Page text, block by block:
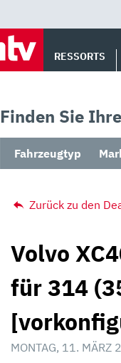
RESSORTS
Finden Sie
Fahrzeugtyp
Zurück zu den
Volvo
für 314
MONTAG, 11.